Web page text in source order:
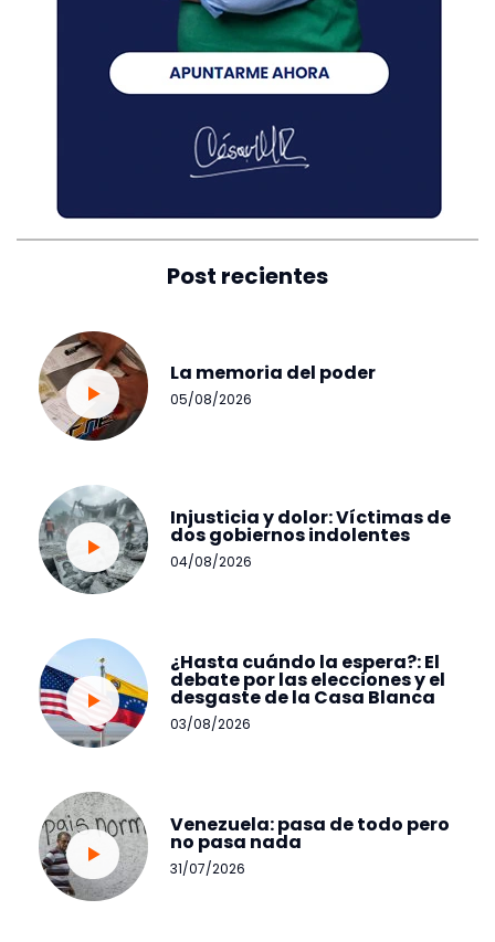
Post recientes
La memoria del poder
05/08/2026
Injusticia y dolor: Víctimas de
dos gobiernos indolentes
04/08/2026
¿Hasta cuándo la espera?: El
debate por las elecciones y el
desgaste de la Casa Blanca
03/08/2026
Venezuela: pasa de todo pero
no pasa nada
31/07/2026